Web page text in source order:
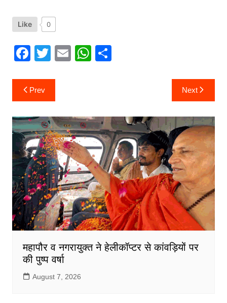
Like 0
F
c
e
b
o
o
k
T
itt
er
E W
A
p
p
S
PostPrev Next
महापौर व नगरायुक्त ने हेलीकॉप्टर से कांवड़ियों पर
की पुष्प वर्षा
August 7, 2026